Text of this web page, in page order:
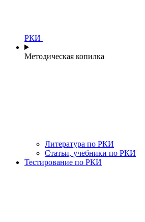
РКИ
Методическая копилка
Литература по РКИ
Статьи, учебники по РКИ
Тестирование по РКИ